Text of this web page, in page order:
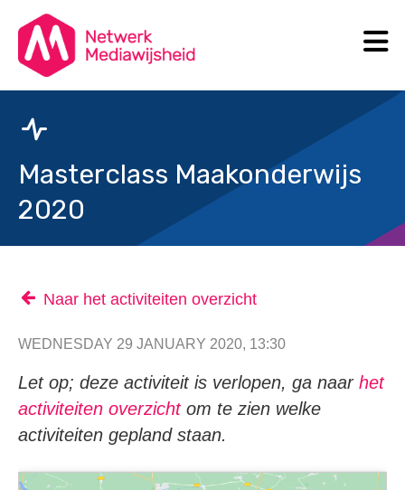
Masterclass Maakonderwijs
2020
Naar het activiteiten overzicht
WEDNESDAY 29 JANUARY 2020, 13:30
Let op; deze activiteit is verlopen, ga naar het
activiteiten overzichtom te zien welke
activiteiten gepland staan.